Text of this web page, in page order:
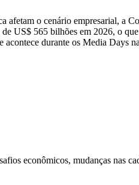
afetam o cenário empresarial, a
de US$ 565 bilhões em 2026, o
durante os Media Days na
econômicos, mudanças nas